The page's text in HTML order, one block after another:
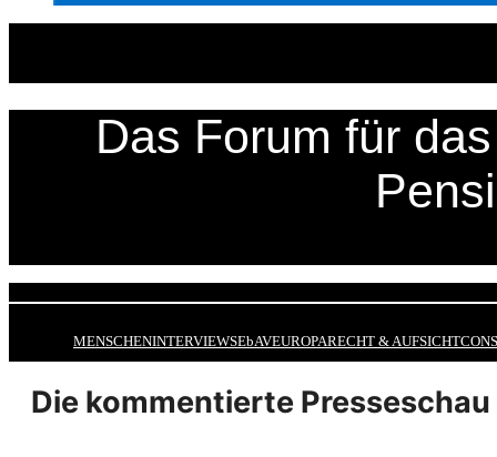
Das Forum für
MENSCHENINTERVIEWSEbAVEUROPARECHT & AUFSICHT
Die kommentierte Presseschau